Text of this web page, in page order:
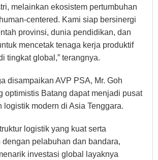
melainkan ekosistem pertumbuhan
centered. Kami siap bersinergi
provinsi, dunia pendidikan, dan
mencetak tenaga kerja produktif
tingkat global,” terangnya.
disampaikan AVP PSA, Mr. Goh
optimistis Batang dapat menjadi pusat
logistik modern di Asia Tenggara.
logistik yang kuat serta
dengan pelabuhan dan bandara,
investasi global layaknya